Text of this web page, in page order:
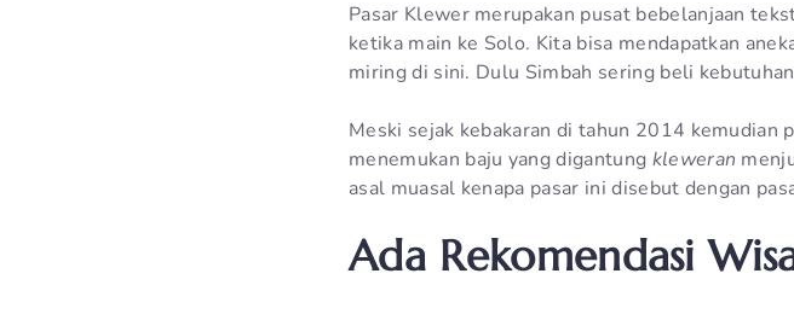
Pasar Klewer merupakan pusat bebelanjaan
ketika main ke Solo. Kita bisa mendapatkan
miring di sini. Dulu Simbah sering beli
Meski sejak kebakaran di tahun 2014 kemudian
menemukan baju yang digantung kleweran
asal muasal kenapa pasar ini disebut dengan
Ada Rekomendasi